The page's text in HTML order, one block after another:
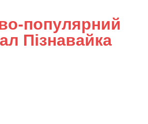
популярний
Пізнавайка